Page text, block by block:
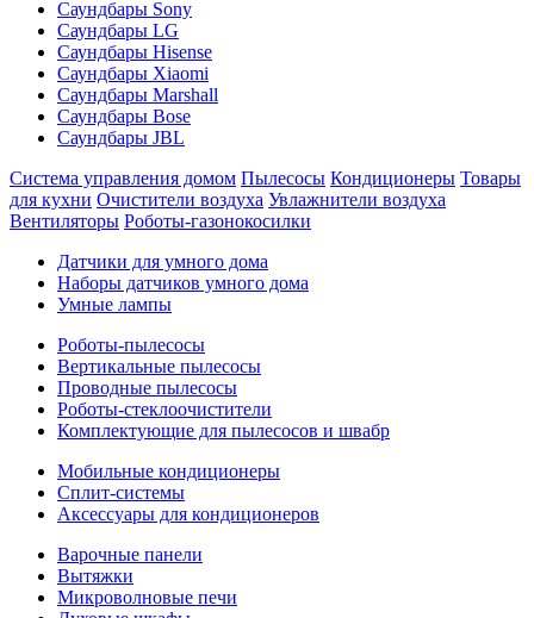
Саундбары Sony
Саундбары LG
Саундбары Hisense
Саундбары Xiaomi
Саундбары Marshall
Саундбары Bose
Саундбары JBL
Система управления домом Пылесосы Кондиционеры Товары
для кухни Очистители воздуха Увлажнители воздуха
Вентиляторы Роботы-газонокосилки
Датчики для умного дома
Наборы датчиков умного дома
Умные лампы
Роботы-пылесосы
Вертикальные пылесосы
Проводные пылесосы
Роботы-стеклоочистители
Комплектующие для пылесосов и швабр
Мобильные кондиционеры
Сплит-системы
Аксессуары для кондиционеров
Варочные панели
Вытяжки
Микроволновые печи